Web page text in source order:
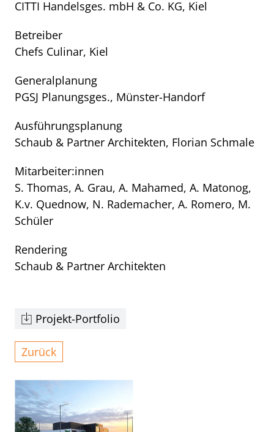
CITTI Handelsges. mbH & Co. KG, Kiel
Betreiber
Chefs Culinar, Kiel
Generalplanung
PGSJ Planungsges., Münster-Handorf
Ausführungsplanung
Schaub & Partner Architekten, Florian Schmale
Mitarbeiter:innen
S. Thomas, A. Grau, A. Mahamed, A. Matonog,
K.v. Quednow, N. Rademacher, A. Romero, M.
Schüler
Rendering
Schaub & Partner Architekten
Projekt-Portfolio
Zurück